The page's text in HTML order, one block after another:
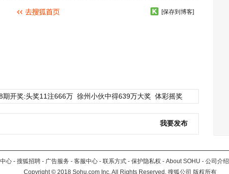
[保存到博客]
期开奖:头奖11注666万 徐州小伙中得639万大奖 体彩摇奖
我要发布
心 - 搜狐招聘 - 广告服务 - 客服中心 - 联系方式 - 保护隐私权 - About SOHU - 公司介绍
Copyright©2018 Sohu.com Inc. All Rights Reserved. 搜狐公司 版权所有